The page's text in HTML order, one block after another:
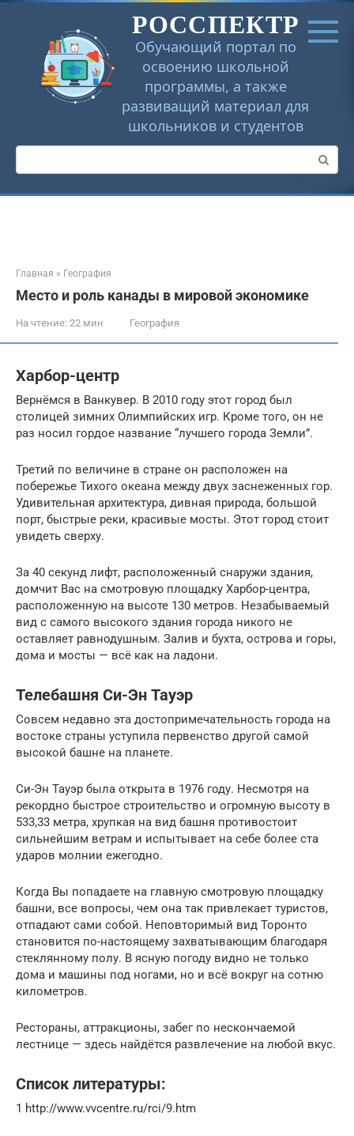
Перейти
РОССПЕКТР
Обучающий портал по
освоению школьной
программы, а также
развиващий материал для
школьников и студентов
Поиск:
Главная » География
Место и роль канады в мировой экономике
На чтение: 22 мин География
Харбор-центр
Вернёмся в Ванкувер. В 2010 году этот город был
столицей зимних Олимпийских игр. Кроме того, он не
раз носил гордое название “лучшего города Земли”.
Третий по величине в стране он расположен на
побережье Тихого океана между двух заснеженных гор.
Удивительная архитектура, дивная природа, большой
порт, быстрые реки, красивые мосты. Этот город стоит
увидеть сверху.
За 40 секунд лифт, расположенный снаружи здания,
домчит Вас на смотровую площадку Харбор-центра,
расположенную на высоте 130 метров. Незабываемый
вид с самого высокого здания города никого не
оставляет равнодушным. Залив и бухта, острова и горы,
дома и мосты — всё как на ладони.
Телебашня Си-Эн Тауэр
Совсем недавно эта достопримечательность города на
востоке страны уступила первенство другой самой
высокой башне на планете.
Си-Эн Тауэр была открыта в 1976 году. Несмотря на
рекордно быстрое строительство и огромную высоту в
533,33 метра, хрупкая на вид башня противостоит
сильнейшим ветрам и испытывает на себе более ста
ударов молнии ежегодно.
Когда Вы попадаете на главную смотровую площадку
башни, все вопросы, чем она так привлекает туристов,
отпадают сами собой. Неповторимый вид Торонто
становится по-настоящему захватывающим благодаря
стеклянному полу. В ясную погоду видно не только
дома и машины под ногами, но и всё вокруг на сотню
километров.
Рестораны, аттракционы, забег по нескончаемой
лестнице — здесь найдётся развлечение на любой вкус.
Список литературы:
1 http://www.vvcentre.ru/rci/9.htm